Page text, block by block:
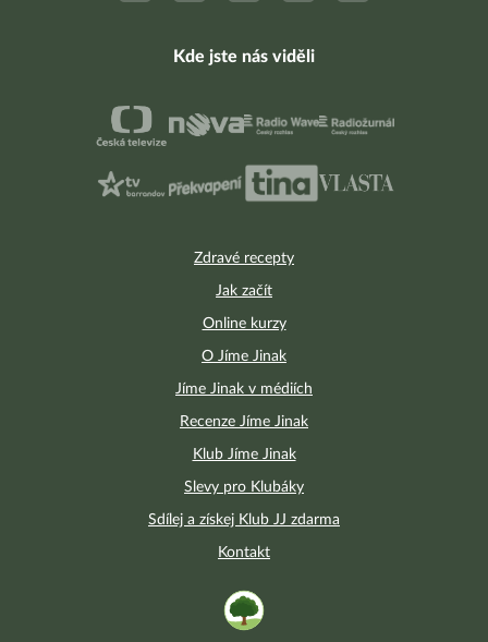
Zdravé recepty
Jak začít
Online kurzy
O Jíme Jinak
Jíme Jinak v médiích
Recenze Jíme Jinak
Klub Jíme Jinak
Slevy pro Klubáky
Sdílej a získej Klub JJ zdarma
Kontakt
Kde jste nás viděli